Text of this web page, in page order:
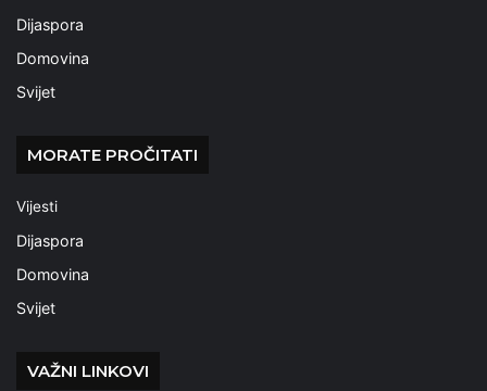
Dijaspora
Domovina
Svijet
MORATE PROČITATI
Vijesti
Dijaspora
Domovina
Svijet
VAŽNI LINKOVI